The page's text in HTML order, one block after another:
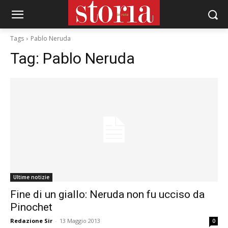
Tags Pablo Neruda
Tag: Pablo Neruda
Ultime notizie
Fine di un giallo: Neruda non fu ucciso da
Pinochet
Redazione Sir - 13 Maggio 2013 0